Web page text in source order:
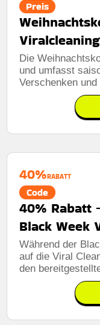
Preis
Die
und umfasst
Verschenken
40%RABATT
Code
40% Rabatt
Black Week
Während der
auf die Viral
den